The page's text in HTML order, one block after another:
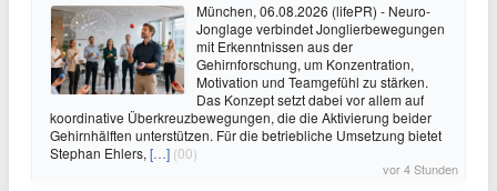
München, 06.08.2026 (lifePR) - Neuro-
Jonglage verbindet Jonglierbewegungen
mit Erkenntnissen aus der
Gehirnforschung, um Konzentration,
Motivation und Teamgefühl zu stärken.
Das Konzept setzt dabei vor allem auf
koordinative Überkreuzbewegungen, die die Aktivierung beider
Gehirnhälften unterstützen. Für die betriebliche Umsetzung bietet
Stephan Ehlers, […] (00)
vor 4 Stunden